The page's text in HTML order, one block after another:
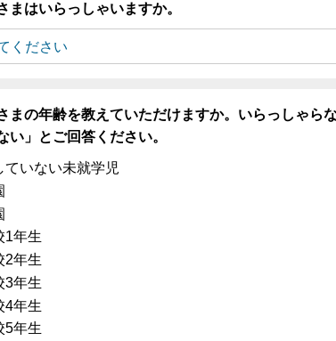
まはいらっしゃいますか。
まの年齢を教えていただけますか。いらっしゃら
い」とご回答ください。
ていない未就学児
1年生
2年生
3年生
4年生
5年生